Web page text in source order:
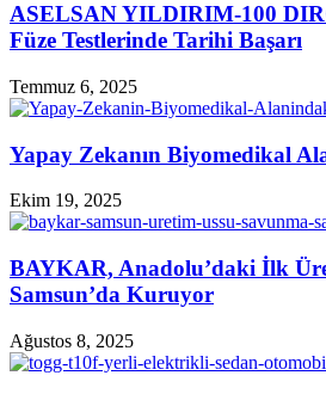
ASELSAN YILDIRIM‑100
Füze Testlerinde Tarihi Başarı
Temmuz 6, 2025
Yapay Zekanın Biyomedikal
Ekim 19, 2025
BAYKAR, Anadolu’daki İlk
Samsun’da Kuruyor
Ağustos 8, 2025